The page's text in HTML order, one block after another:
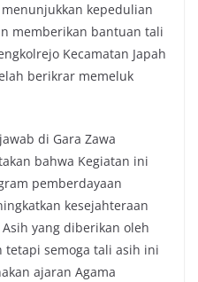
kepedulian
memberikan bantuan tali
Kecamatan Japah
berikrar memeluk
di Gara Zawa
bahwa Kegiatan ini
pemberdayaan
kesejahteraan
yang diberikan oleh
tetapi semoga tali asih ini
ajaran Agama